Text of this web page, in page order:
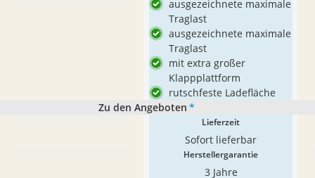
ausgezeichnete maximale
Traglast
ausgezeichnete maximale
Traglast
mit extra großer
Klappplattform
rutschfeste Ladefläche
Zu den Angeboten *
Lieferzeit
Sofort lieferbar
Herstellergarantie
3 Jahre